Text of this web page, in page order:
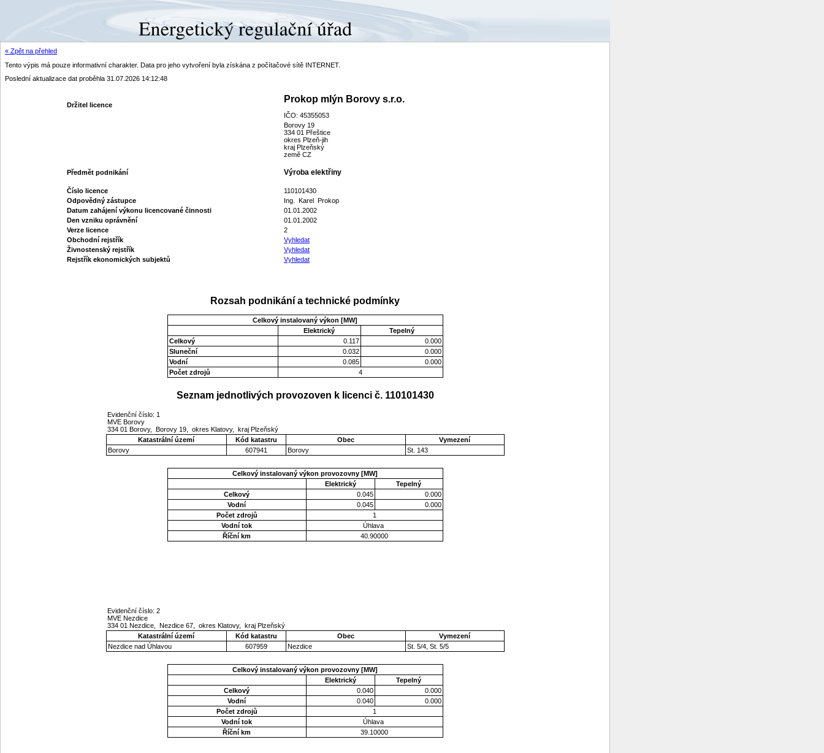
« Zpět na přehled
Tento výpis má pouze informativní charakter. Data pro jeho vytvoření byla získána z počítačové sítě INTERNET.
Poslední aktualizace dat proběhla 31.07.2026 14:12:48
Držitel licence
Prokop mlýn Borovy s.r.o.
IČO: 45355053
Borovy 19
334 01 Přeštice
okres Plzeň-jih
kraj Plzeňský
země CZ
Předmět podnikání Výroba elektřiny
Číslo licence
110101430
Odpovědný zástupce
Ing. Karel Prokop
Datum zahájení výkonu licencované činnosti
01.01.2002
Den vzniku oprávnění
01.01.2002
Verze licence
2
Obchodní rejstřík
Vyhledat
Živnostenský rejstřík
Vyhledat
Rejstřík ekonomických subjektů
Vyhledat
Rozsah podnikání a technické podmínky
Celkový instalovaný výkon [MW]
Elektrický
Tepelný
Celkový
0.117
0.000
Sluneční
0.032
0.000
Vodní
0.085
0.000
Počet zdrojů
4
Seznam jednotlivých provozoven k licenci č. 110101430
Evidenční číslo: 1
MVE Borovy
334 01 Borovy, Borovy 19, okres Klatovy, kraj Plzeňský
Katastrální území
Kód katastru Obec
Vymezení
Borovy
607941 Borovy St. 143
Celkový instalovaný výkon provozovny [MW]
Elektrický
Tepelný
Celkový
0.045
0.000
Vodní
0.045
0.000
Počet zdrojů
1
Vodní tok
Úhlava
Říční km
40.90000
Evidenční číslo: 2
MVE Nezdice
334 01 Nezdice, Nezdice 67, okres Klatovy, kraj Plzeňský
Katastrální území
Kód katastru Obec
Vymezení
Nezdice nad Úhlavou
607959 Nezdice St. 5/4, St. 5/5
Celkový instalovaný výkon provozovny [MW]
Elektrický
Tepelný
Celkový
0.040
0.000
Vodní
0.040
0.000
Počet zdrojů
1
Vodní tok
Úhlava
Říční km
39.10000